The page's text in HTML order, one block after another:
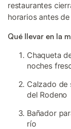
restaurantes
horarios antes
Qué llevar en la
Chaqueta
noches
Calzado de
del Rodeno
Bañador
río